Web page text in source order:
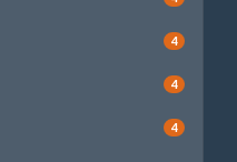
4
4
4